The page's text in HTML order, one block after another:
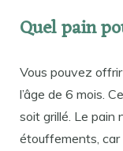
Quel pain
Vous pouvez
l’âge de 6 mois.
soit grillé. Le pain
étouffements, car